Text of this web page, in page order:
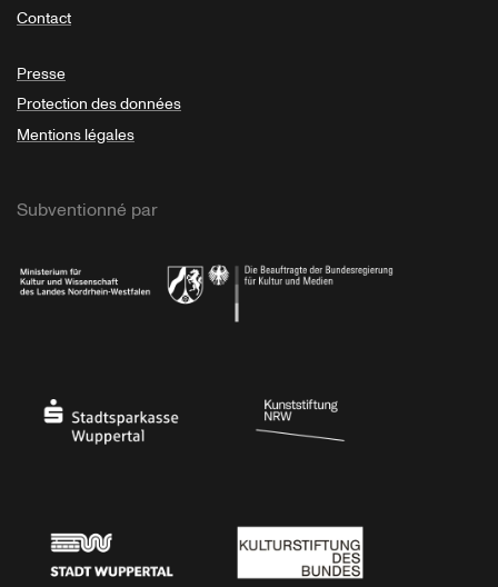
Contact
Presse
Protection des données
Mentions légales
Subventionné par